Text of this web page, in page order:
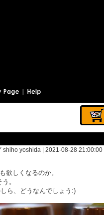
shiho yoshida | 2021-08-28 21:00:00 |
欲しくなるのか。
。
ら、どうなんでしょう:)